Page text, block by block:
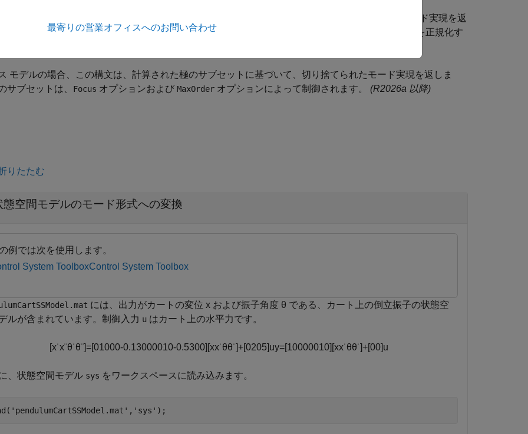
は、1 つ以上の名前と値の引数で指定されたオプションに基づいてモード実現を返
。これらのオプションは、ブロック サイズを制御し、複素数のペアに関連した 2 行 2 列のブロックを正規化す
モデルの場合、この構文は、計算された極のサブセットに基づいて、切り捨てられたモード実現を返しま
サブセットは、 Focus オプションおよび MaxOrder オプションによって制御されます。 (R2026a 以降)
りたたむ
態空間モデルのモード形式への変換
例では次を使用します。
System ToolboxControl System Toolbox
には、出力がカートの変位 x および振子角度 θ である、カート上の倒立振子の状態空
ルが含まれています。制御入力 u はカート上の水平力です。
[x˙x¨θ˙θ¨]=[01 000-0.1 300001 0-0.5300] [xx˙θθ˙]+[0205]uy=[1 000001 0] [xx˙θθ˙]+[00]u
、状態空間モデル sys をワークスペースに読み込みます。
'pendulumCartSSModel.mat' , 'sys' );
最寄りの営業オフィスへのお問い合わせ